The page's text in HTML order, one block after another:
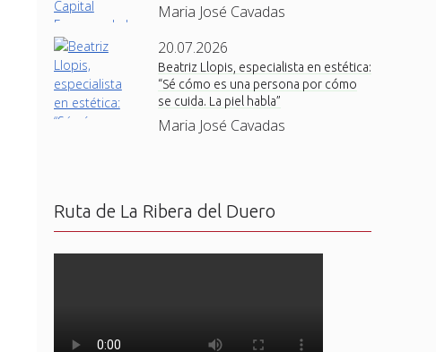
Maria José Cavadas
20.07.2026
Beatriz Llopis, especialista en estética:
“Sé cómo es una persona por cómo
se cuida. La piel habla”
Maria José Cavadas
Ruta de La Ribera del Duero